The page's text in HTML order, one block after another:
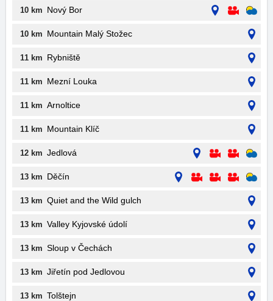
10 km Nový Bor
10 km Mountain Malý Stožec
11 km Rybniště
11 km Mezní Louka
11 km Arnoltice
11 km Mountain Klíč
12 km Jedlová
13 km Děčín
13 km Quiet and the Wild gulch
13 km Valley Kyjovské údolí
13 km Sloup v Čechách
13 km Jiřetín pod Jedlovou
13 km Tolštejn